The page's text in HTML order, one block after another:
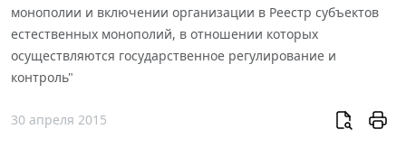
монополии и включении организации в Реестр субъектов
естественных монополий, в отношении которых
осуществляются государственное регулирование и
контроль"
30 апреля 2015